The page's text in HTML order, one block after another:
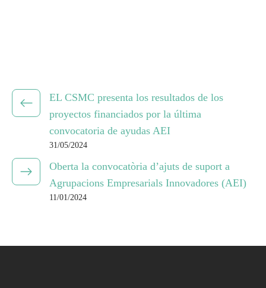
EL CSMC presenta los resultados de los
proyectos financiados por la última
convocatoria de ayudas AEI
31/05/2024
Oberta la convocatòria d’ajuts de suport a
Agrupacions Empresarials Innovadores (AEI)
11/01/2024